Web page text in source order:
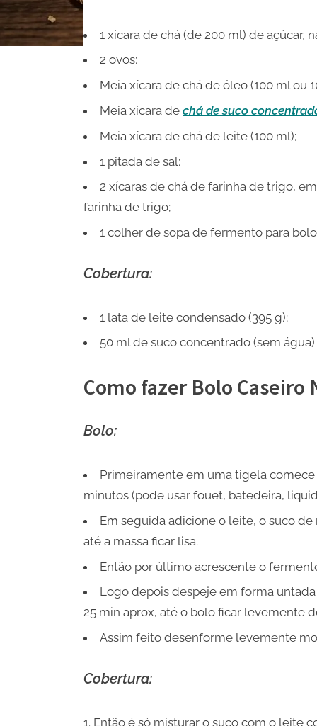
1 xícara de chá (de 200 ml) de açúcar,
2 ovos;
Meia xícara de chá de óleo (100 ml ou
Meia xícara de chá de suco
Meia xícara de chá de leite (100 ml);
1 pitada de sal;
2 xícaras de chá de farinha de trigo,
farinha de trigo;
1 colher de sopa de fermento para
Cobertura:
1 lata de leite condensado (395 g);
50 ml de suco concentrado (sem
Como fazer Bolo Caseiro
Bolo:
Primeiramente em uma tigela
minutos (pode usar fouet, batedeira,
Em seguida adicione o leite, o suco
até a massa ficar lisa.
Então por último acrescente o
Logo depois despeje em forma
25 min aprox, até o bolo ficar levemente
Assim feito desenforme levemente
Cobertura:
Então é só misturar o suco com o leite